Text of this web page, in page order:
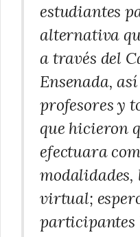
estudiantes
alternativa
a través del
Ensenada,
profesores y
que hicieron
efectuara
virtual;
participantes